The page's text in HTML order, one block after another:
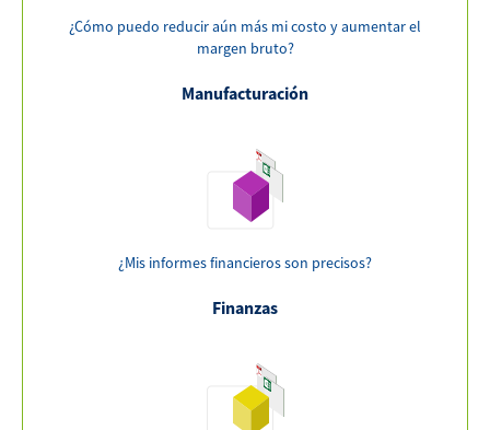
¿Cómo puedo reducir aún más mi costo y aumentar el
margen bruto?
Manufacturación
¿Mis informes financieros son precisos?
Finanzas